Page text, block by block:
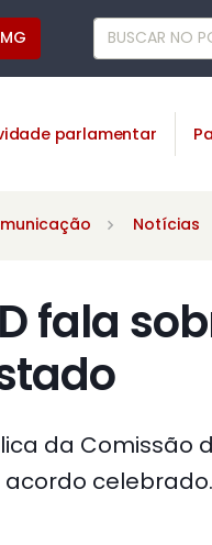
parlamentar
Notícias
fala
da Comissão